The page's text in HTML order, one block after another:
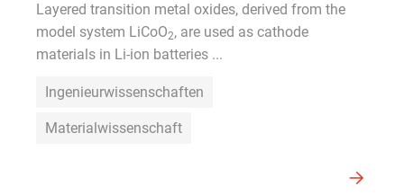
Layered transition metal oxides, derived from the
model system LiCoO2, are used as cathode
materials in Li-ion batteries ...
Ingenieurwissenschaften
Materialwissenschaft